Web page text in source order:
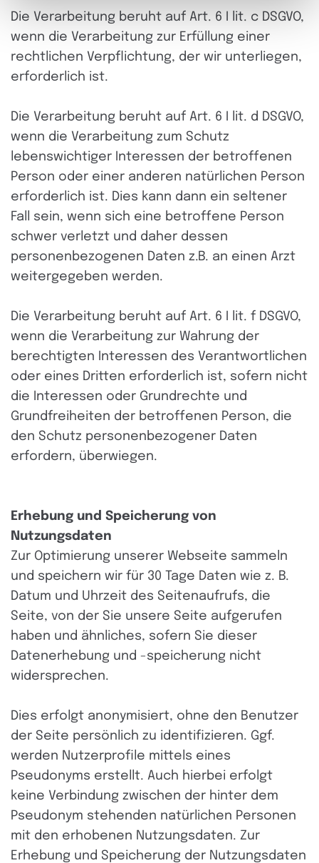
Die Verarbeitung beruht auf Art. 6 I lit. c DSGVO,
wenn die Verarbeitung zur Erfüllung einer
rechtlichen Verpflichtung, der wir unterliegen,
erforderlich ist.
Die Verarbeitung beruht auf Art. 6 I lit. d DSGVO,
wenn die Verarbeitung zum Schutz
lebenswichtiger Interessen der betroffenen
Person oder einer anderen natürlichen Person
erforderlich ist. Dies kann dann ein seltener
Fall sein, wenn sich eine betroffene Person
schwer verletzt und daher dessen
personenbezogenen Daten z.B. an einen Arzt
weitergegeben werden.
Die Verarbeitung beruht auf Art. 6 I lit. f DSGVO,
wenn die Verarbeitung zur Wahrung der
berechtigten Interessen des Verantwortlichen
oder eines Dritten erforderlich ist, sofern nicht
die Interessen oder Grundrechte und
Grundfreiheiten der betroffenen Person, die
den Schutz personenbezogener Daten
erfordern, überwiegen.
Erhebung und Speicherung von
Nutzungsdaten
Zur Optimierung unserer Webseite sammeln
und speichern wir für 30 Tage Daten wie z. B.
Datum und Uhrzeit des Seitenaufrufs, die
Seite, von der Sie unsere Seite aufgerufen
haben und ähnliches, sofern Sie dieser
Datenerhebung und -speicherung nicht
widersprechen.
Dies erfolgt anonymisiert, ohne den Benutzer
der Seite persönlich zu identifizieren. Ggf.
werden Nutzerprofile mittels eines
Pseudonyms erstellt. Auch hierbei erfolgt
keine Verbindung zwischen der hinter dem
Pseudonym stehenden natürlichen Personen
mit den erhobenen Nutzungsdaten. Zur
Erhebung und Speicherung der Nutzungsdaten